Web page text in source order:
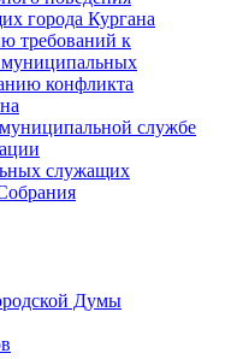
города Кургана
требований к
конфликта
службе
служащих
Думы